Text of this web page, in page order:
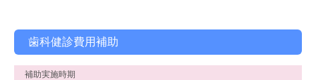
歯科健診費用補助
補助実施時期